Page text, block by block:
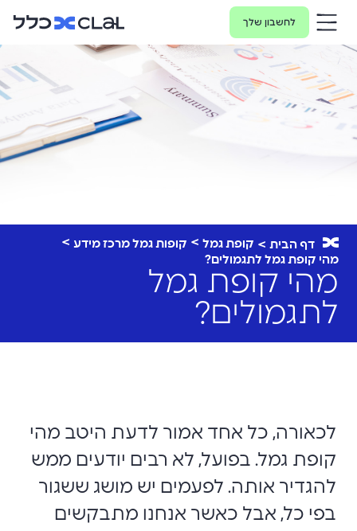
לחשבון שלך
דף הבית קופת גמל
קופות גמל מרכז מידע
מהי קופת גמל לתגמולים?
מהי קופת גמל
לתגמולים?
לכאורה, כל אחד אמור לדעת היטב מהי
קופת גמל. בפועל, לא רבים יודעים ממש
להגדיר אותה. לפעמים יש מושג ששגור
בפי כל, אבל כאשר אנחנו מתבקשים